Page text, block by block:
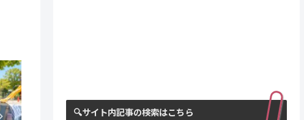
🔍サイト内記事の検索はこちら